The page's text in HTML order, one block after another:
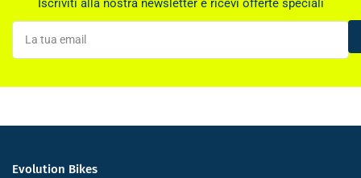
Iscriviti alla nostra newsletter e ricevi offerte speciali
La
tua
email
Evolution Bikes